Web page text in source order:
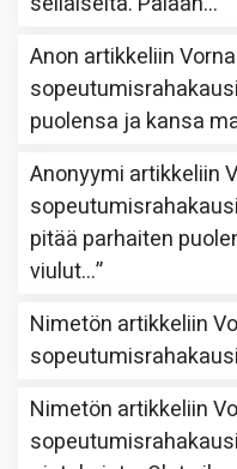
Anon artikkeliin
puolensa ja kansa
Anonyymi artikkeliin
pitää parhaiten
viulut…”
Nimetön artikkeliin
Nimetön artikkeliin